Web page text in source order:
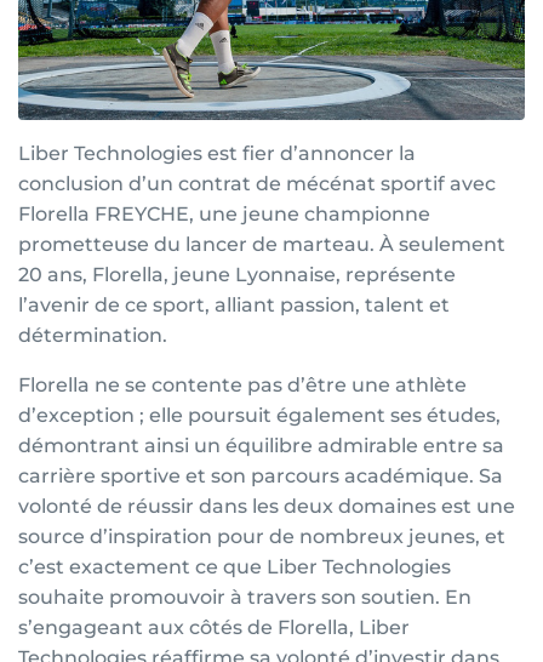
Liber Technologies est fier d’annoncer la
conclusion d’un contrat de mécénat sportif avec
Florella FREYCHE, une jeune championne
prometteuse du lancer de marteau. À seulement
20 ans, Florella, jeune Lyonnaise, représente
l’avenir de ce sport, alliant passion, talent et
détermination.
Florella ne se contente pas d’être une athlète
d’exception ; elle poursuit également ses études,
démontrant ainsi un équilibre admirable entre sa
carrière sportive et son parcours académique. Sa
volonté de réussir dans les deux domaines est une
source d’inspiration pour de nombreux jeunes, et
c’est exactement ce que Liber Technologies
souhaite promouvoir à travers son soutien. En
s’engageant aux côtés de Florella, Liber